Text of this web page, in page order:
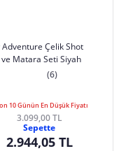
Çelik Shot
Matara Seti Siyah
(6)
10 Günün En Düşük Fiyatı
3.099,00 TL
Sepette
2.944,05 TL